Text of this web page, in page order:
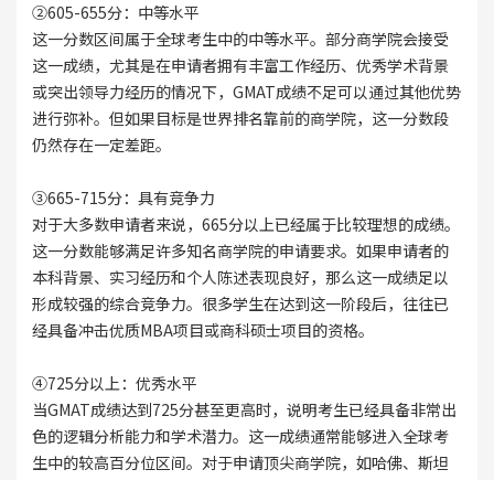
②605-655分：中等水平
这一分数区间属于全球考生中的中等水平。部分商学院会接受
这一成绩，尤其是在申请者拥有丰富工作经历、优秀学术背景
或突出领导力经历的情况下，GMAT成绩不足可以通过其他优势
进行弥补。但如果目标是世界排名靠前的商学院，这一分数段
仍然存在一定差距。
③665-715分：具有竞争力
对于大多数申请者来说，665分以上已经属于比较理想的成绩。
这一分数能够满足许多知名商学院的申请要求。如果申请者的
本科背景、实习经历和个人陈述表现良好，那么这一成绩足以
形成较强的综合竞争力。很多学生在达到这一阶段后，往往已
经具备冲击优质MBA项目或商科硕士项目的资格。
④725分以上：优秀水平
当GMAT成绩达到725分甚至更高时，说明考生已经具备非常出
色的逻辑分析能力和学术潜力。这一成绩通常能够进入全球考
生中的较高百分位区间。对于申请顶尖商学院，如哈佛、斯坦